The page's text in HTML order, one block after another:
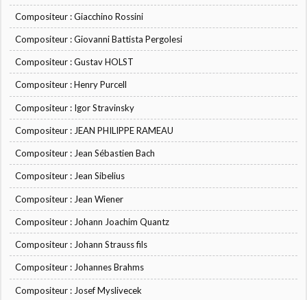
Compositeur : Giacchino Rossini
Compositeur : Giovanni Battista Pergolesi
Compositeur : Gustav HOLST
Compositeur : Henry Purcell
Compositeur : Igor Stravinsky
Compositeur : JEAN PHILIPPE RAMEAU
Compositeur : Jean Sébastien Bach
Compositeur : Jean Sibelius
Compositeur : Jean Wiener
Compositeur : Johann Joachim Quantz
Compositeur : Johann Strauss fils
Compositeur : Johannes Brahms
Compositeur : Josef Myslivecek